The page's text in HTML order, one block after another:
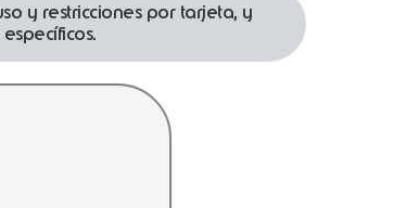
y restricciones por tarjeta, y